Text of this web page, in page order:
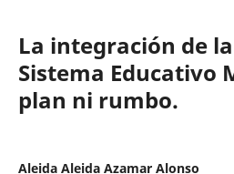
La integración de
Sistema Educativo
plan ni rumbo.
Aleida Aleida Azamar Alonso